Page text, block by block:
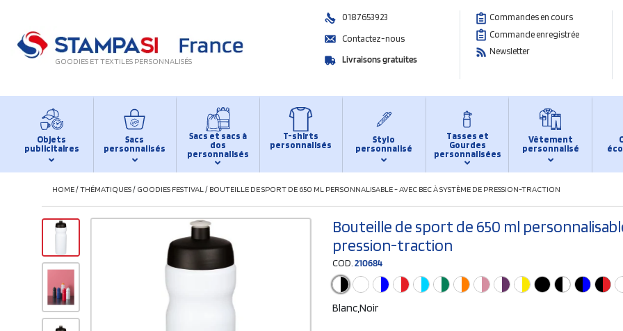
GOODIES ET TEXTILES PERSONNALISÉS
0187653923
Contactez-nous
Livraisons gratuites
Commandes en cours
Commande enregistrée
Newsletter
Objets
publicitaires
Sacs
personnalisés
Sacs et sacs à
dos
personnalisés
T-shirts
personnalisés
Stylo
personnalisé
Tasses et
Gourdes
personnalisées
Vêtement
personnalisé
HOME/THÉMATIQUES/ GOODIES FESTIVAL/ BOUTEILLE DE SPORT DE 650 ML PERSONNALISABLE - AVEC BEC À SYSTÈME DE PRESSION-TRACTION
Bouteille de sport de 650 ml
pression-traction
COD.210684
Blanc,Noir